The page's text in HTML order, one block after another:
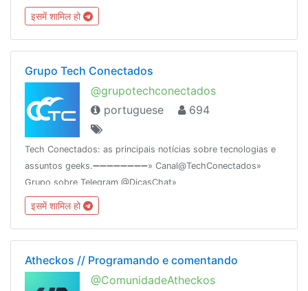
https://chat.whatsapp.com/DLu1tOKkX3J03B4cInnJP5http://
ZG9W
इसमें शामिल हो
Grupo Tech Conectados
@grupotechconectados
portuguese
694
Tech Conectados: as principais notícias sobre tecnologias e
assuntos geeks.➖➖➖➖➖➖➖➖» Canal@TechConectados»
Grupo sobre Telegram @DicasChat»
Rankingcombot.org/chat/-1001026262621Criado em
18/12/15Baidu.exe
इसमें शामिल हो
Atheckos // Programando e comentando
@ComunidadeAtheckos